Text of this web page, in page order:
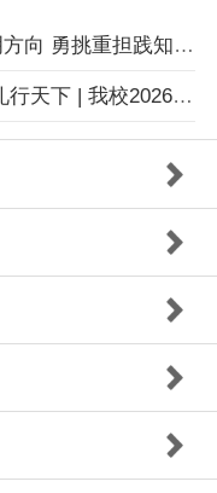
塘栖校区学生骨干培训班圆满落幕！
动仪式暨劳动教育月表彰大会圆满举行